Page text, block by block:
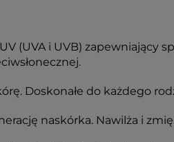
(UVA i UVB) zapewniający
Doskonałe do każdego
naskórka. Nawilża i